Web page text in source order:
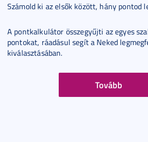
Számold ki az elsők között, hány pontod
A pontkalkulátor összegyűjti az egyes
pontokat, ráadásul segít a Neked
kiválasztásában.
Tovább